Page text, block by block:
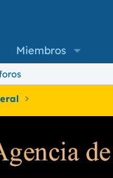
Miembros